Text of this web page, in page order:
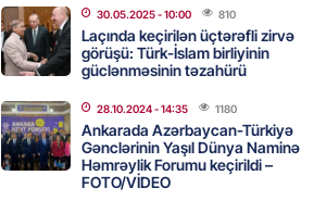
GÜNDƏM
Metroya və universitetlərə yaxın ev
axtaranların diqqətinə: Kirayə
bazarında son vəziyyət
05.08.2026- 16:15 118
30.05.2025- 10:00 810
Laçında keçirilən üçtərəfli zirvə
görüşü: Türk-İslam birliyinin
güclənməsinin təzahürü
28.10.2024- 14:35 1180
Ankarada Azərbaycan-Türkiyə
Gənclərinin Yaşıl Dünya Naminə
Həmrəylik Forumu keçirildi –
FOTO/VİDEO